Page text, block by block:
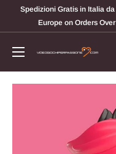
Spedizioni Gratis in Italia
Europe on Orders
Videogiochi
Per
Passione